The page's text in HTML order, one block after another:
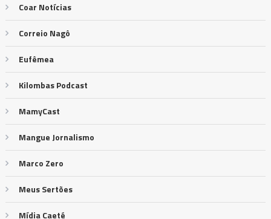
Coar Notícias
Correio Nagô
Eufêmea
Kilombas Podcast
MamyCast
Mangue Jornalismo
Marco Zero
Meus Sertões
Mídia Caeté